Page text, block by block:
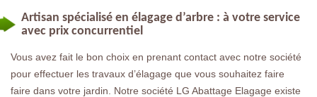
Artisan spécialisé en élagage d’arbre : à votre service
avec prix concurrentiel
Vous avez fait le bon choix en prenant contact avec notre société
pour effectuer les travaux d’élagage que vous souhaitez faire
faire dans votre jardin. Notre société LG Abattage Elagage existe